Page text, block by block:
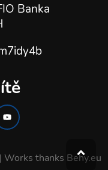
Banka
thanks Behy.eu